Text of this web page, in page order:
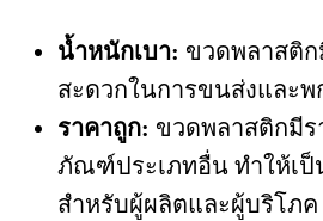
น้ำหนักเบา: ขวดพลาสติก
สะดวกในการขนส่งและพ
ราคาถูก: ขวดพลาสติกมีร
ภัณฑ์ประเภทอื่น ทำให้เป็
สำหรับผู้ผลิตและผู้บริโภค